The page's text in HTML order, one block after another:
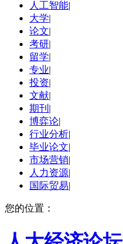
人工智能|
大学|
论文|
考研|
留学|
专业|
投资|
文献|
期刊 |
博弈论|
行业分析|
毕业论文|
市场营销|
人力资源|
国际贸易|
您的位置：